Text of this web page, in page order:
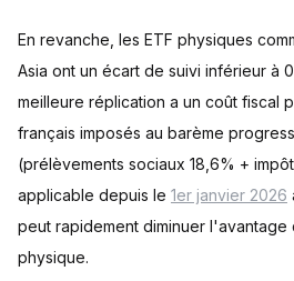
En revanche, les ETF physiques
Asia ont un écart de suivi inférieur à
meilleure réplication a un coût fiscal
français imposés au barème
(prélèvements sociaux 18,6% +
applicable depuis le 1er janvier 2026
peut rapidement diminuer l'avantage
physique.